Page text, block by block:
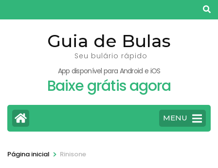
para
Guia de Bulas
Seu bulário rápido
App disponível para Android e iOS
Baixe grátis agora
MENU
Página inicial > Rinisone